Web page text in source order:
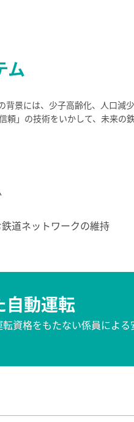
ム
景には、少子高齢化、人口減
」の技術をいかして、未来の
道ネットワークの維持
自動運転
資格をもたない係員によ